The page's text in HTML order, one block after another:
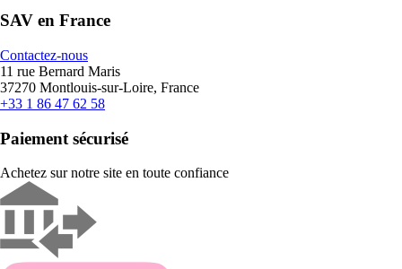
SAV en France
Contactez-nous
11 rue Bernard Maris
37270 Montlouis-sur-Loire, France
+33 1 86 47 62 58
Paiement sécurisé
Achetez sur notre site en toute confiance